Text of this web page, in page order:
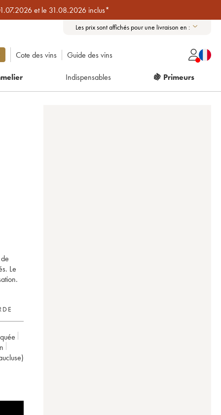
et le 31.08.2026 inclus*
Les prix sont affichés pour une livraison en :
Cote des vins Guide des vins
Indispensables 🍇 Primeurs
Le